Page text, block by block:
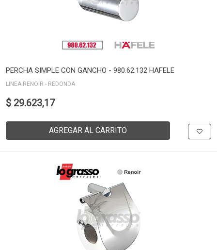
PERCHA SIMPLE CON GANCHO - 980.62.132 HAFELE
LINEA RENOIR - REDONDA
$ 29.623,17
AGREGAR AL CARRITO